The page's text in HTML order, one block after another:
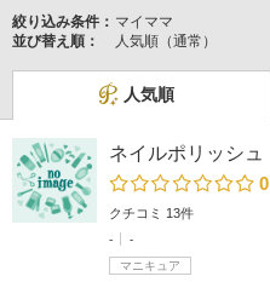
絞り込み条件： マイママ
並び替え順：
人気順（通常）
人気順
ネイルポリッシュ
0
クチコミ 13件
-
-
マニキュア